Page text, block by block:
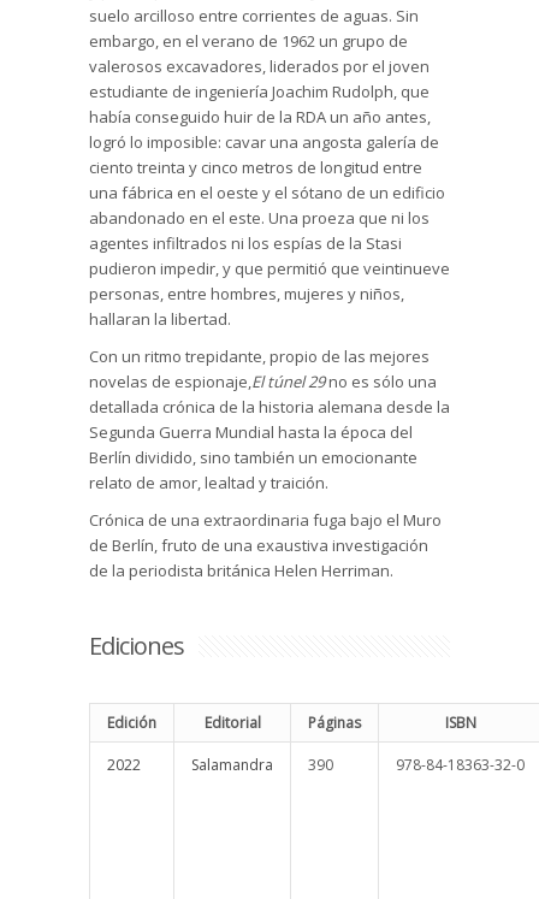
suelo arcilloso entre corrientes de aguas. Sin
embargo, en el verano de 1962 un grupo de
valerosos excavadores, liderados por el joven
estudiante de ingeniería Joachim Rudolph, que
había conseguido huir de la RDA un año antes,
logró lo imposible: cavar una angosta galería de
ciento treinta y cinco metros de longitud entre
una fábrica en el oeste y el sótano de un edificio
abandonado en el este. Una proeza que ni los
agentes infiltrados ni los espías de la Stasi
pudieron impedir, y que permitió que veintinueve
personas, entre hombres, mujeres y niños,
hallaran la libertad.
Con un ritmo trepidante, propio de las mejores
novelas de espionaje,El túnel 29no es sólo una
detallada crónica de la historia alemana desde la
Segunda Guerra Mundial hasta la época del
Berlín dividido, sino también un emocionante
relato de amor, lealtad y traición.
Crónica de una extraordinaria fuga bajo el Muro
de Berlín, fruto de una exaustiva investigación
de la periodista británica Helen Herriman.
Ediciones
Edición Editorial Páginas ISBN
2022 Salamandra 390 978-84-18363-32-0